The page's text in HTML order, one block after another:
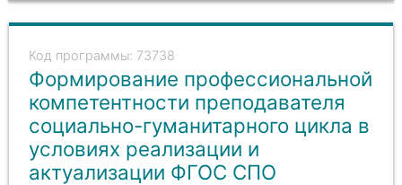
73738
Формирование профессиональной
компетентности преподавателя
социально-гуманитарного цикла в
условиях реализации и
актуализации ФГОС СПО